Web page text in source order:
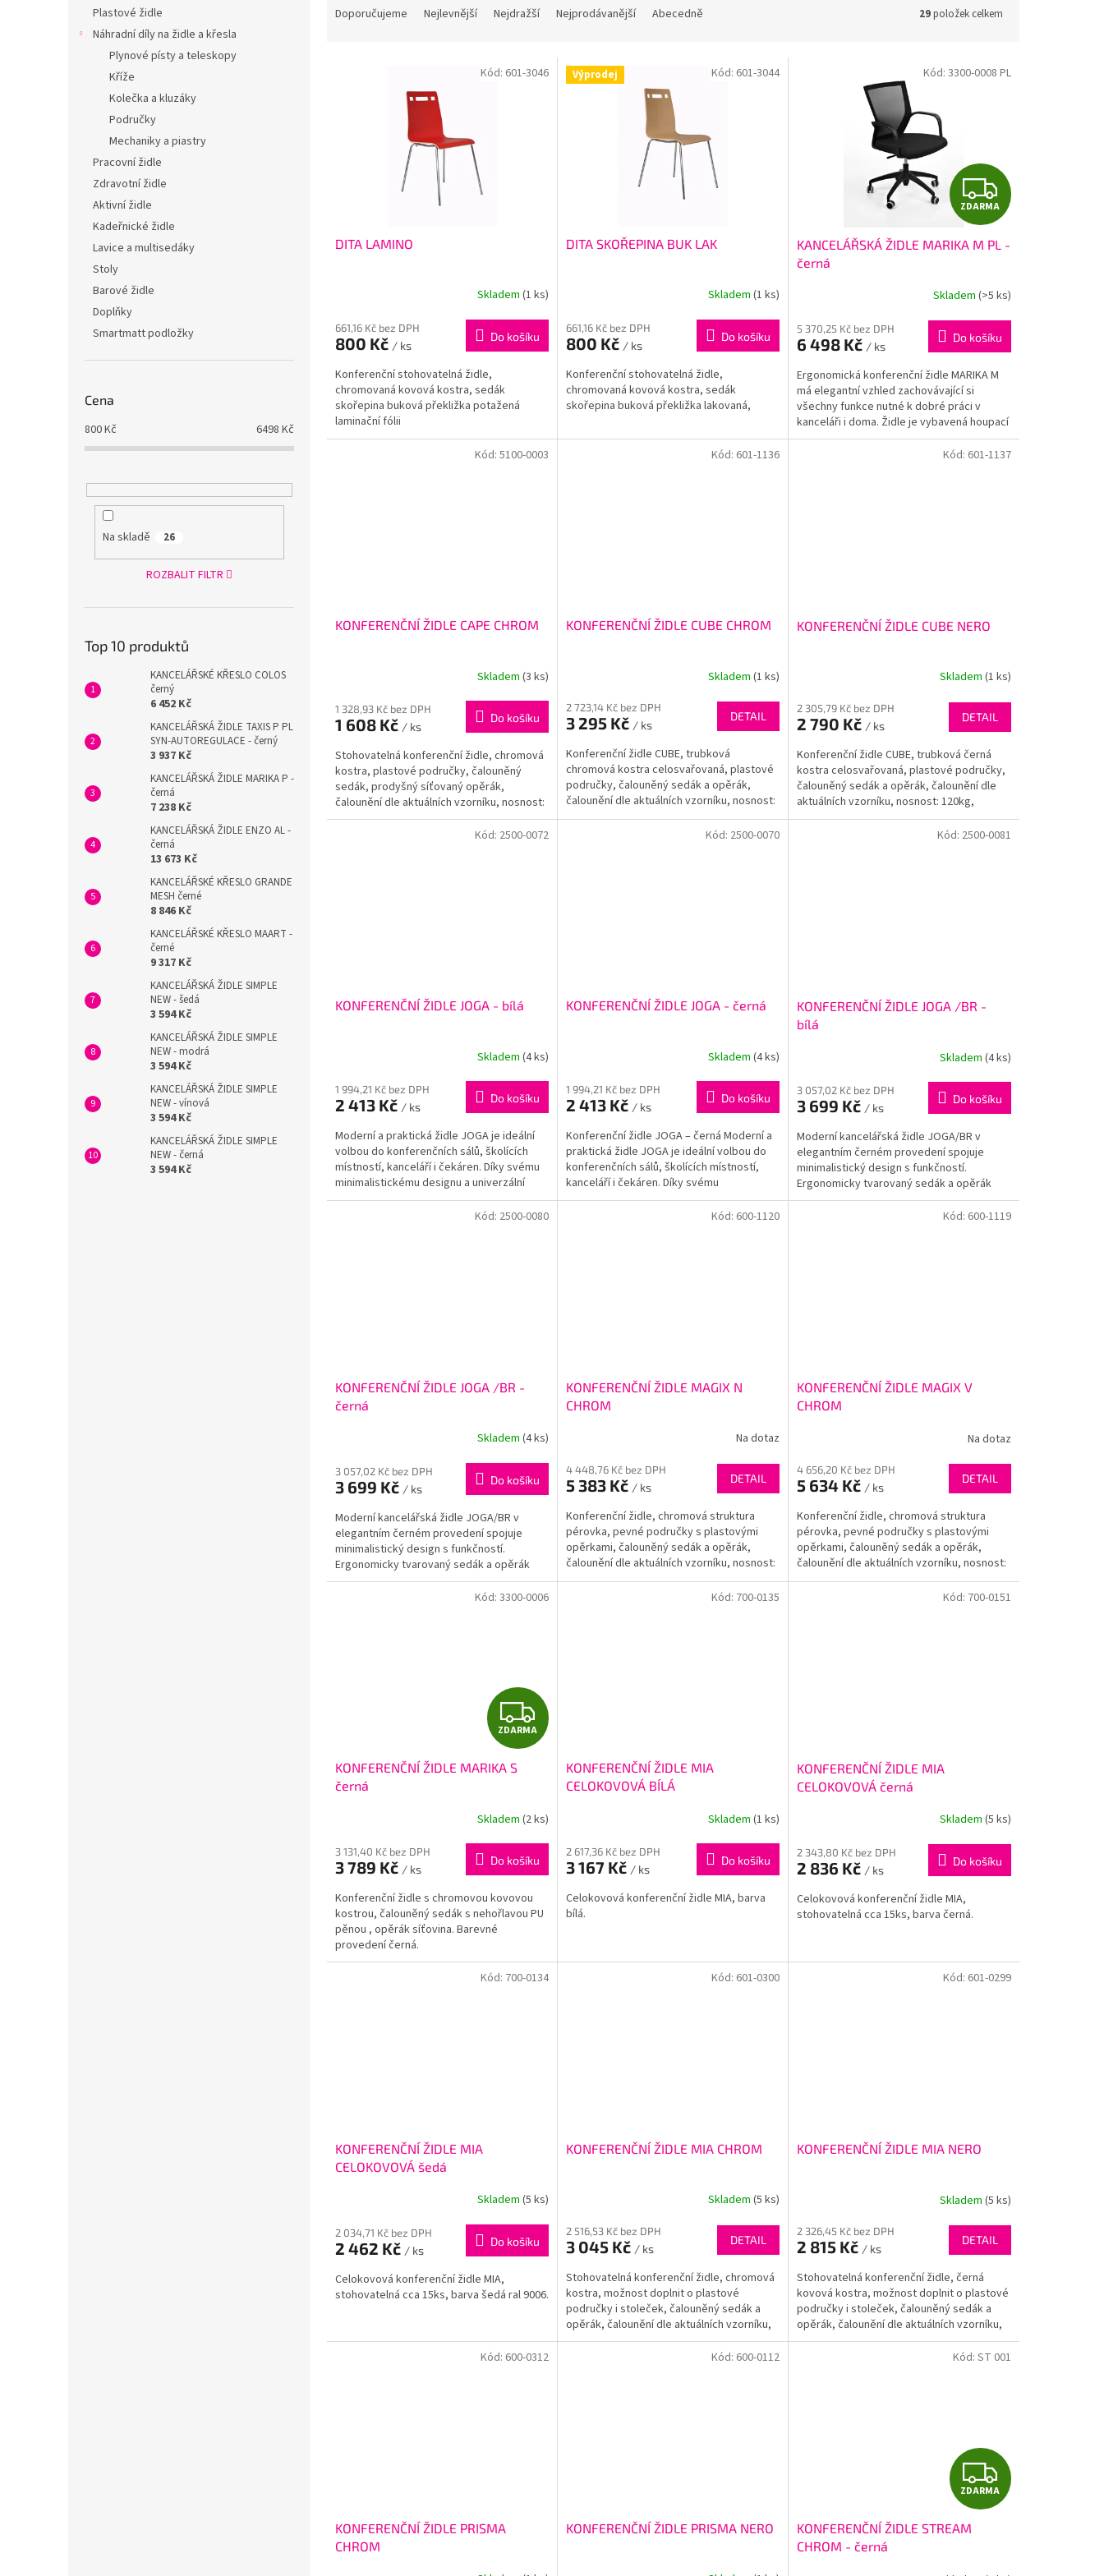
Plastové židle
Náhradní díly na židle a křesla
Plynové písty a teleskopy
Kříže
Kolečka a kluzáky
Područky
Mechaniky a piastry
Pracovní židle
Zdravotní židle
Aktivní židle
Kadeřnické židle
Lavice a multisedáky
Stoly
Barové židle
Doplňky
Smartmatt podložky
Cena
800Kč 6498 Kč
Na skladě 26
ROZBALIT FILTR
Top 10 produktů
KANCELÁŘSKÉ KŘESLO COLOS
černý
6 452 Kč
KANCELÁŘSKÁ ŽIDLE TAXIS P PL
SYN-AUTOREGULACE - černý
3 937 Kč
KANCELÁŘSKÁ ŽIDLE MARIKA P -
černá
7 238 Kč
KANCELÁŘSKÁ ŽIDLE ENZO AL -
černá
13 673 Kč
KANCELÁŘSKÉ KŘESLO GRANDE
MESH černé
8 846 Kč
KANCELÁŘSKÉ KŘESLO MAART -
černé
9 317 Kč
KANCELÁŘSKÁ ŽIDLE SIMPLE
NEW - šedá
3 594 Kč
KANCELÁŘSKÁ ŽIDLE SIMPLE
NEW - modrá
3 594 Kč
KANCELÁŘSKÁ ŽIDLE SIMPLE
NEW - vínová
3 594 Kč
KANCELÁŘSKÁ ŽIDLE SIMPLE
NEW - černá
3 594 Kč
Doporučujeme Nejlevnější Nejdražší Nejprodávanější Abecedně 29položek celkem
DITA LAMINO
Skladem (1 ks)
661,16 Kč bez DPH
800 Kč / ks
Do košíku
Konferenční stohovatelná židle,
chromovaná kovová kostra, sedák
skořepina buková překližka potažená
laminační fólii
Kód: 601-3046 Výprodej
DITA SKOŘEPINA BUK LAK
Skladem (1 ks)
661,16 Kč bez DPH
800 Kč / ks
Do košíku
Konferenční stohovatelná židle,
chromovaná kovová kostra, sedák
skořepina buková překližka lakovaná,
Kód: 601-3044
Z
D
A
R
M
A
ZDARMA
KANCELÁŘSKÁ ŽIDLE MARIKA M PL -
černá
Skladem (>5 ks)
5 370,25 Kč bez DPH
6 498 Kč / ks
Do košíku
Ergonomická konferenční židle MARIKA M
má elegantní vzhled zachovávající si
všechny funkce nutné k dobré práci v
kanceláři i doma. Židle je vybavená houpací
mechanikou s...
Kód: 3300-0008 PL
KONFERENČNÍ ŽIDLE CAPE CHROM
Skladem (3 ks)
1 328,93 Kč bez DPH
1 608 Kč / ks
Do košíku
Stohovatelná konferenční židle, chromová
kostra, plastové područky, čalouněný
sedák, prodyšný síťovaný opěrák,
čalounění dle aktuálních vzorníku, nosnost:
120kg, záruka: 24 měsíců.
Kód: 5100-0003
KONFERENČNÍ ŽIDLE CUBE CHROM
Skladem (1 ks)
2 723,14 Kč bez DPH
3 295 Kč / ks
DETAIL
Konferenční židle CUBE, trubková
chromová kostra celosvařovaná, plastové
područky, čalouněný sedák a opěrák,
čalounění dle aktuálních vzorníku, nosnost:
120kg, záruka: 24 měsíců.
Kód: 601-1136
KONFERENČNÍ ŽIDLE CUBE NERO
Skladem (1 ks)
2 305,79 Kč bez DPH
2 790 Kč / ks
DETAIL
Konferenční židle CUBE, trubková černá
kostra celosvařovaná, plastové područky,
čalouněný sedák a opěrák, čalounění dle
aktuálních vzorníku, nosnost: 120kg,
záruka: 24 měsíců.
Kód: 601-1137
KONFERENČNÍ ŽIDLE JOGA - bílá
Skladem (4 ks)
1 994,21 Kč bez DPH
2 413 Kč / ks
Do košíku
Moderní a praktická židle JOGA je ideální
volbou do konferenčních sálů, školících
místností, kanceláří i čekáren. Díky svému
minimalistickému designu a univerzální
černé barvě...
Kód: 2500-0072
KONFERENČNÍ ŽIDLE JOGA - černá
Skladem (4 ks)
1 994,21 Kč bez DPH
2 413 Kč / ks
Do košíku
Konferenční židle JOGA – černá Moderní a
praktická židle JOGA je ideální volbou do
konferenčních sálů, školících místností,
kanceláří i čekáren. Díky svému
minimalistickému...
Kód: 2500-0070
KONFERENČNÍ ŽIDLE JOGA /BR -
bílá
Skladem (4 ks)
3 057,02 Kč bez DPH
3 699 Kč / ks
Do košíku
Moderní kancelářská židle JOGA/BR v
elegantním černém provedení spojuje
minimalistický design s funkčností.
Ergonomicky tvarovaný sedák a opěrák
poskytují potřebné...
Kód: 2500-0081
KONFERENČNÍ ŽIDLE JOGA /BR -
černá
Skladem (4 ks)
3 057,02 Kč bez DPH
3 699 Kč / ks
Do košíku
Moderní kancelářská židle JOGA/BR v
elegantním černém provedení spojuje
minimalistický design s funkčností.
Ergonomicky tvarovaný sedák a opěrák
poskytují potřebné pohodlí při...
Kód: 2500-0080
KONFERENČNÍ ŽIDLE MAGIX N
CHROM
Na dotaz
4 448,76 Kč bez DPH
5 383 Kč / ks
DETAIL
Konferenční židle, chromová struktura
pérovka, pevné područky s plastovými
opěrkami, čalouněný sedák a opěrák,
čalounění dle aktuálních vzorníku, nosnost:
120kg, záruka: 24...
Kód: 600-1120
KONFERENČNÍ ŽIDLE MAGIX V
CHROM
Na dotaz
4 656,20 Kč bez DPH
5 634 Kč / ks
DETAIL
Konferenční židle, chromová struktura
pérovka, pevné područky s plastovými
opěrkami, čalouněný sedák a opěrák,
čalounění dle aktuálních vzorníku, nosnost:
120kg, záruka: 24...
Kód: 600-1119
Z
D
R
M
A
ZDARMA
KONFERENČNÍ ŽIDLE MARIKA S
černá
Skladem (2 ks)
3 131,40 Kč bez DPH
3 789 Kč / ks
Do košíku
Konferenční židle s chromovou kovovou
kostrou, čalouněný sedák s nehořlavou PU
pěnou , opěrák síťovina. Barevné
provedení černá.
Kód: 3300-0006
KONFERENČNÍ ŽIDLE MIA
CELOKOVOVÁ BÍLÁ
Skladem (1 ks)
2 617,36 Kč bez DPH
3 167 Kč / ks
Do košíku
Celokovová konferenční židle MIA, barva
bílá.
Kód: 700-0135
KONFERENČNÍ ŽIDLE MIA
CELOKOVOVÁ černá
Skladem (5 ks)
2 343,80 Kč bez DPH
2 836 Kč / ks
Do košíku
Celokovová konferenční židle MIA,
stohovatelná cca 15ks, barva černá.
Kód: 700-0151
KONFERENČNÍ ŽIDLE MIA
CELOKOVOVÁ šedá
Skladem (5 ks)
2 034,71 Kč bez DPH
2 462 Kč / ks
Do košíku
Celokovová konferenční židle MIA,
stohovatelná cca 15ks, barva šedá ral 9006.
Kód: 700-0134
KONFERENČNÍ ŽIDLE MIA CHROM
Skladem (5 ks)
2 516,53 Kč bez DPH
3 045 Kč / ks
DETAIL
Stohovatelná konferenční židle, chromová
kostra, možnost doplnit o plastové
područky i stoleček, čalouněný sedák a
opěrák, čalounění dle aktuálních vzorníku,
nosnost: 120kg,...
Kód: 601-0300
KONFERENČNÍ ŽIDLE MIA NERO
Skladem (5 ks)
2 326,45 Kč bez DPH
2 815 Kč / ks
DETAIL
Stohovatelná konferenční židle, černá
kovová kostra, možnost doplnit o plastové
područky i stoleček, čalouněný sedák a
opěrák, čalounění dle aktuálních vzorníku,
nosnost: 120kg,...
Kód: 601-0299
KONFERENČNÍ ŽIDLE PRISMA
CHROM
Kód: 600-0312
KONFERENČNÍ ŽIDLE PRISMA NERO
Kód: 600-0112
Z
D
ZDARMA
KONFERENČNÍ ŽIDLE STREAM
CHROM - černá
Kód: ST 001